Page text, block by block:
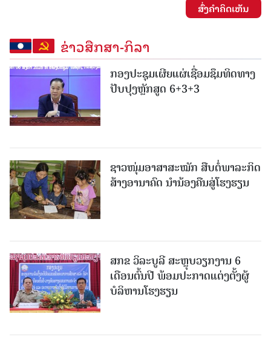
ສົ່ງຄໍາຄິດເຫັນ
ຂ່າວສືກສາ-ກິລາ
ກອງປະຊຸມເຜີຍແຜ່ເຊື່ອມຊຶມທິດທາງ
ປັບປຸງຫຼັກສູດ 6+3+3
ຊາວໜຸ່ມອາສາສະໝັກ ສືບຕໍ່ພາລະກິດ
ສ້າງອານາຄົດ ນໍານ້ອງຄືນສູ່ໂຮງຮຽນ
ສກຂ ວິລະບູລີ ສະຫຼຸບວຽກງານ 6
ເດືອນຕົ້ນປີ ພ້ອມປະກາດແຕ່ງຕັ້ງຜູ້
ບໍລິຫານໂຮງຮຽນ